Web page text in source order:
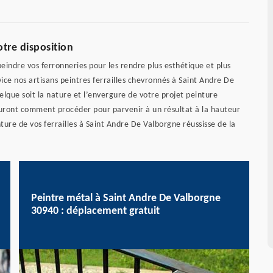
disposition
vos ferronneries pour les rendre plus esthétique et plus
nos artisans peintres ferrailles chevronnés à Saint Andre De
soit la nature et l’envergure de votre projet peinture
comment procéder pour parvenir à un résultat à la hauteur
de vos ferrailles à Saint Andre De Valborgne réussisse de la
Peintre métal à Saint Andre De Valborgne
30940 : déplacement gratuit